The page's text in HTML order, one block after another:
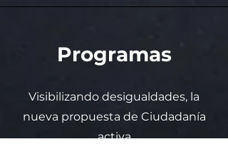
Programas
Visibilizando desigualdades, la
nueva propuesta de Ciudadanía
activa